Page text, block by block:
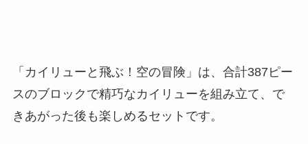
「カイリューと飛ぶ！空の冒険」は、合計387ピー
スのブロックで精巧なカイリューを組み立て、で
きあがった後も楽しめるセットです。